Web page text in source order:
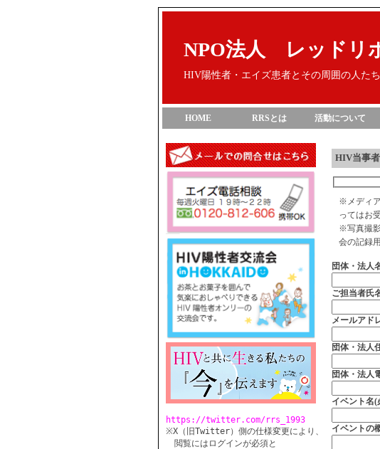
NPO法人 レッドリ
HIV陽性者・エイズ患者とその周囲の人た
HOME RRSとは 活動について
HIV当事
※メディ
ってはお
※写真撮
会の記録
団体・法人
ご担当者氏
メールアド
団体・法人
団体・法人
イベント名(
イベントの
https://twitter.com/rrs_1993
※X（旧Twitter）側の仕様変更により、
閲覧にはログインが必須と